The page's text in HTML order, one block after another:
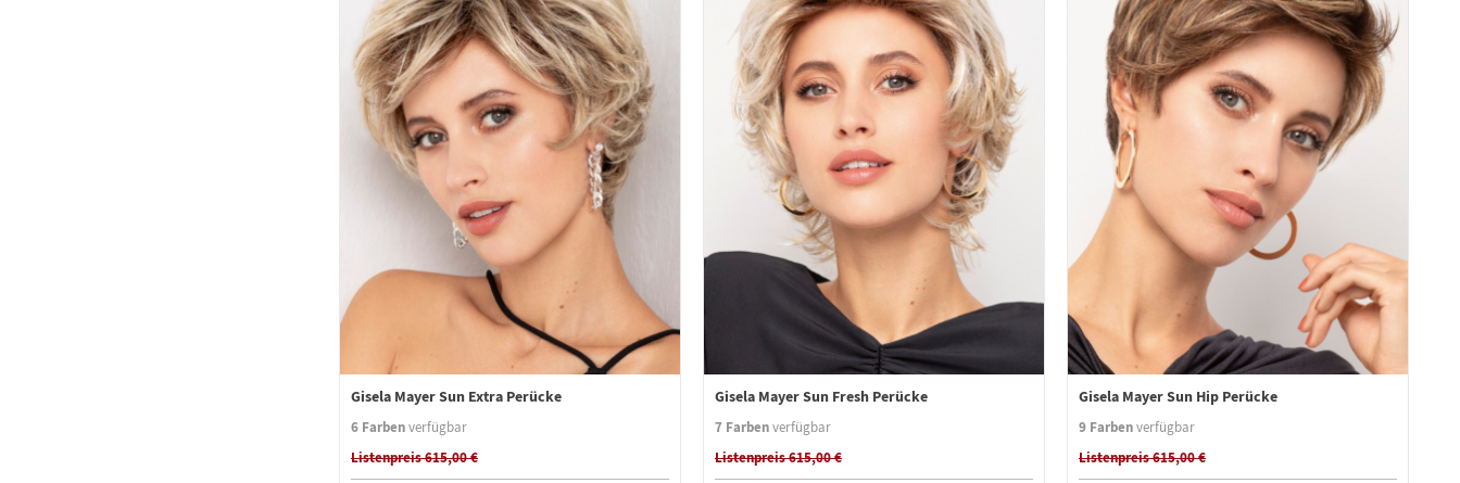
Gisela Mayer Sun Extra Perücke
6 Farbenverfügbar
Listenpreis 615,00 €
Gisela Mayer Sun Fresh Perücke
7 Farbenverfügbar
Listenpreis 615,00 €
Gisela Mayer Sun Hip Perücke
9 Farbenverfügbar
Listenpreis 615,00 €